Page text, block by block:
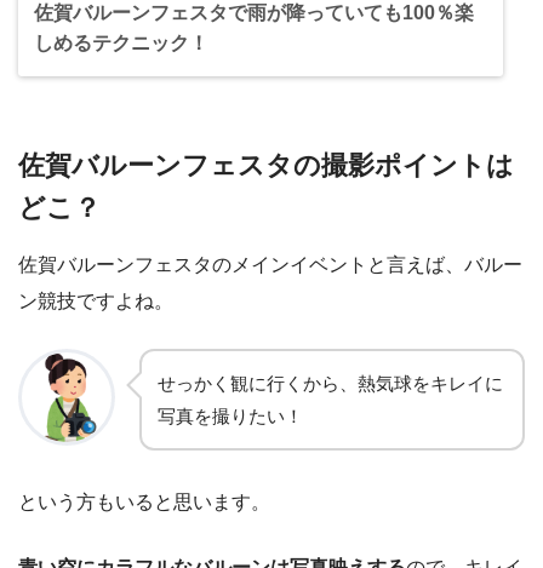
佐賀バルーンフェスタで雨が降っていても100％楽
しめるテクニック！
佐賀バルーンフェスタの撮影ポイントは
どこ？
佐賀バルーンフェスタのメインイベントと言えば、バルー
ン競技ですよね。
せっかく観に行くから、熱気球をキレイに
写真を撮りたい！
という方もいると思います。